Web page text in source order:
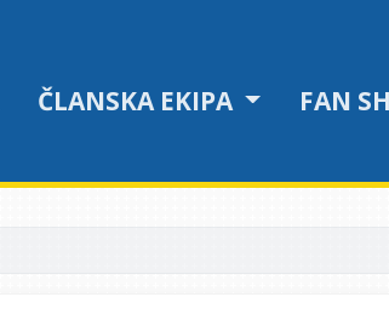
ČLANSKA EKIPA FAN